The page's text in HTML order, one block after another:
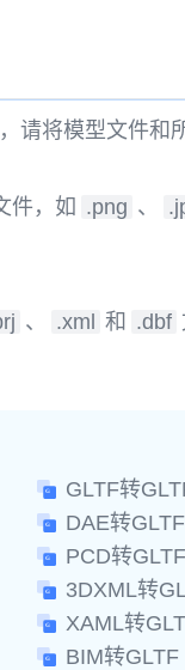
请将模型文件和
件，如 .png 、
、 .xml 和 .dbf
GLTF转
DAE转GLTF
PCD转GLTF
3DXML转
XAML转
BIM转GLTF